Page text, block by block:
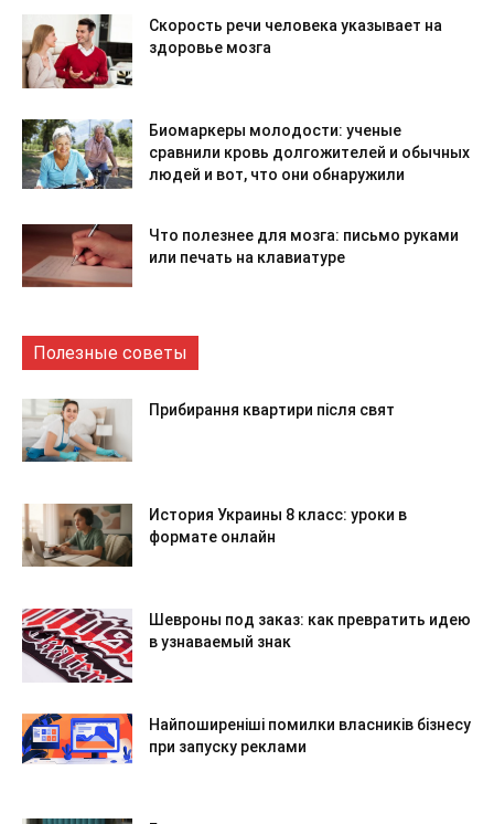
Скорость речи человека указывает на
здоровье мозга
Биомаркеры молодости: ученые
сравнили кровь долгожителей и обычных
людей и вот, что они обнаружили
Что полезнее для мозга: письмо руками
или печать на клавиатуре
Полезные советы
Прибирання квартири після свят
История Украины 8 класс: уроки в
формате онлайн
Шевроны под заказ: как превратить идею
в узнаваемый знак
Найпоширеніші помилки власників бізнесу
при запуску реклами